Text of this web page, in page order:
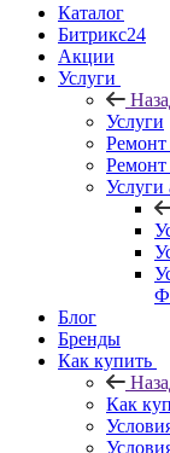
Каталог
Битрикс24
Акции
Услуги
Услуги
Ремонт
Услуги
Блог
Бренды
Как купить
Как